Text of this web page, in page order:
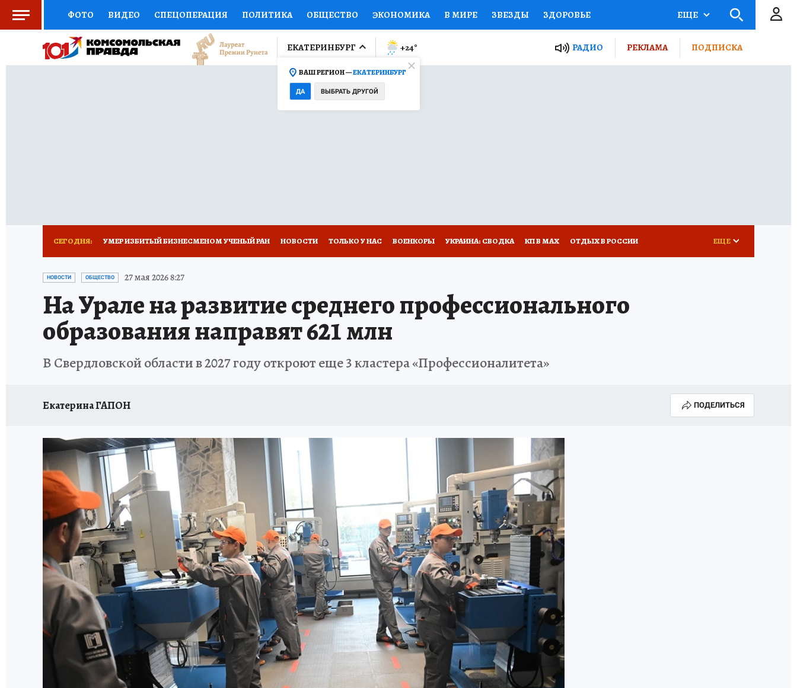
ФОТО ВИДЕО СПЕЦОПЕРАЦИЯ ПОЛИТИКА ОБЩЕСТВО ЭКОНОМИКА В МИРЕ ЗВЕЗДЫ ЗДОРОВЬЕ
СОЦПОДДЕРЖКА НАУКА СПОРТ КОЛУМНИСТЫ ПРОИСШЕСТВИЯ НАЦИОНАЛЬНЫЕ ПРОЕКТЫ РОССИИ
ОТКРЫВАЕМ МИР Я ЗНАЮ
ПРОМОКОДЫ СЕРИАЛЫ
ЕЩЕ
ЕКАТЕРИНБУРГ
ВАШ РЕГИОН —ЕКАТЕРИНБУРГ
ДА ВЫБРАТЬ ДРУГОЙ
+24° РАДИО РЕКЛАМА ПОДПИСКА
СЕГОДНЯ: УМЕР ИЗБИТЫЙ БИЗНЕСМЕНОМ УЧЕНЫЙ РАН НОВОСТИ ТОЛЬКО У НАС ВОЕНКОРЫ УКРАИНА: СВОДКА КП В МАХ ОТДЫХ В РОССИИ
ЗАПОВЕДНАЯ РОССИЯ
ЕЩЕ
НОВОСТИ ОБЩЕСТВО 27 мая 2026 8:27
На Урале на развитие среднего профессионального
образования направят 621 млн
В Свердловской области в 2027 году откроют еще 3 кластера «Профессионалитета»
Екатерина ГАПОН ПОДЕЛИТЬСЯ